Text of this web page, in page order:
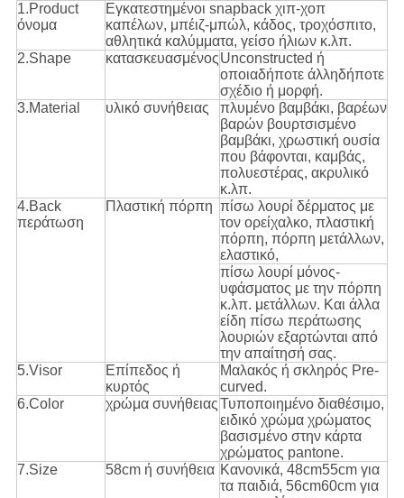
1.Product
όνομα
Εγκατεστημένοι snapback χιπ-χοπ
καπέλων, μπέιζ-μπώλ, κάδος, τροχόσπιτο,
αθλητικά καλύμματα, γείσο ήλιων κ.λπ.
2.Shape
κατασκευασμένοςUnconstructed ή
οποιαδήποτε άλληδήποτε
σχέδιο ή μορφή.
3.Material
υλικό συνήθειας
πλυμένο βαμβάκι, βαρέων
βαρών βουρτσισμένο
βαμβάκι, χρωστική ουσία
που βάφονται, καμβάς,
πολυεστέρας, ακρυλικό
κ.λπ.
4.Back
περάτωση
Πλαστική πόρπη πίσω λουρί δέρματος με
τον ορείχαλκο, πλαστική
πόρπη, πόρπη μετάλλων,
ελαστικό,
πίσω λουρί μόνος-
υφάσματος με την πόρπη
κ.λπ. μετάλλων. Και άλλα
είδη πίσω περάτωσης
λουριών εξαρτώνται από
την απαίτησή σας.
5.Visor
Επίπεδος ή
κυρτός
Μαλακός ή σκληρός Pre-
curved.
6.Color
χρώμα συνήθειαςΤυποποιημένο διαθέσιμο,
ειδικό χρώμα χρώματος
βασισμένο στην κάρτα
χρώματος pantone.
7.Size
58cm ή συνήθεια Κανονικά, 48cm55cm για
τα παιδιά, 56cm60cm για